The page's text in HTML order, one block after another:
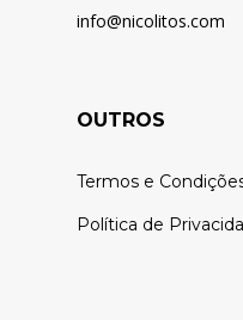
info@nicolitos.com
OUTROS
Termos e
Política de